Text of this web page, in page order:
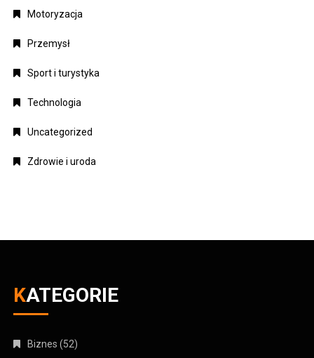
Motoryzacja
Przemysł
Sport i turystyka
Technologia
Uncategorized
Zdrowie i uroda
KATEGORIE
Biznes (52)